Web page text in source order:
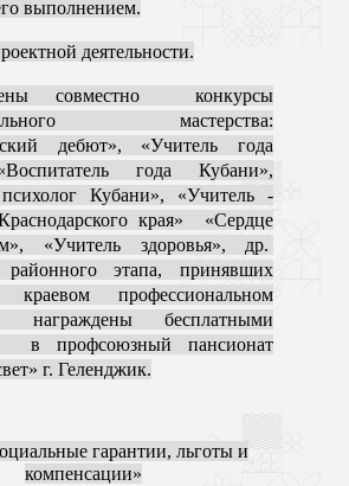
выполнением.
деятельности.
совместно конкурсы
мастерства:
дебют», «Учитель года
года Кубани»,
Кубани», «Учитель -
края» «Сердце
«Учитель здоровья», др.
районного этапа, принявших
профессиональном
бесплатными
в профсоюзный пансионат
г. Геленджик.
гарантии, льготы и
компенсации»